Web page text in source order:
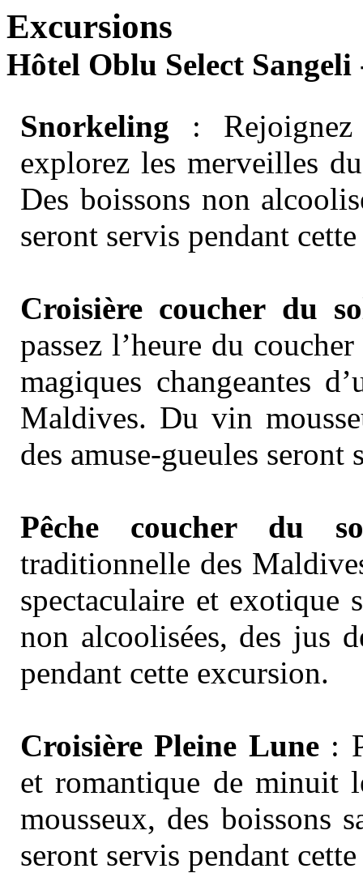
Excursions
Hôtel Oblu Select Sangeli
Snorkeling :
explorez les merveilles
Des boissons non
seront servis pendant
Croisière coucher du
passez l’heure du
magiques changeantes
Maldives. Du vin
des amuse-gueules
Pêche coucher du
traditionnelle des
spectaculaire et exotique
non alcoolisées, des jus
pendant cette excursion.
Croisière Pleine Lune:
et romantique de minuit
mousseux, des boissons
seront servis pendant